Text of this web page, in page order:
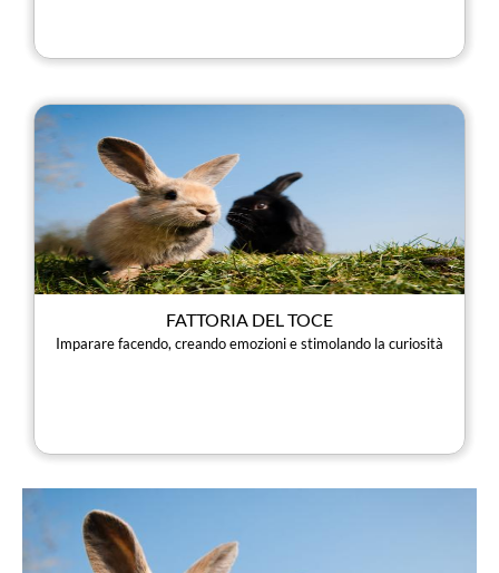
FATTORIA DEL TOCE
Imparare facendo, creando emozioni e stimolando la curiosità